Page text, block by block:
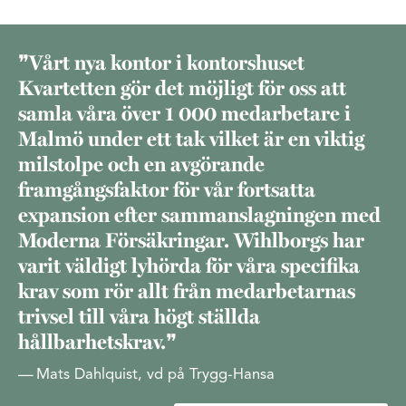
Vårt nya kontor i kontorshuset
Kvartetten gör det möjligt för oss att
samla våra över 1 000 medarbetare i
Malmö under ett tak vilket är en viktig
milstolpe och en avgörande
framgångsfaktor för vår fortsatta
expansion efter sammanslagningen med
Moderna Försäkringar. Wihlborgs har
varit väldigt lyhörda för våra specifika
krav som rör allt från medarbetarnas
trivsel till våra högt ställda
hållbarhetskrav.
Mats Dahlquist, vd på Trygg-Hansa